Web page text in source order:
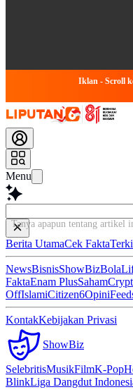
Iklan - Scroll
Menu
Tanya apapun tenta
Berita UtamaCek Fakta
NewsBisnisShowBizBola
FaktaEnam PlusSaham
OffIslamiCitizen6Opini
KontakKebijakan Privasi
ShowBiz
SelebritisMusikFilmK-Pop
BlinkLiga Dangdut